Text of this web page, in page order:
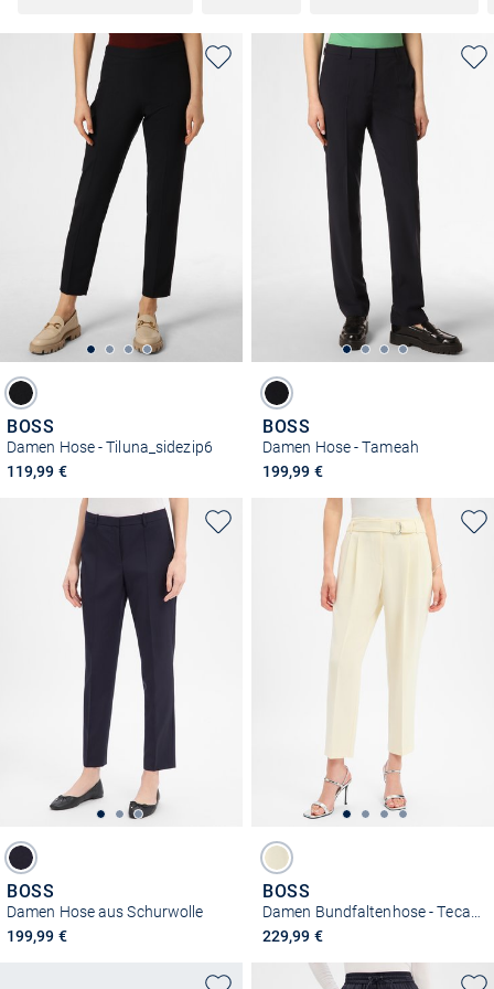
BOSS
Damen Hose - Tiluna_sidezip6
119,99 €
BOSS
Damen Hose - Tameah
199,99 €
BOSS
Damen Hose aus Schurwolle
199,99 €
BOSS
229,99 €